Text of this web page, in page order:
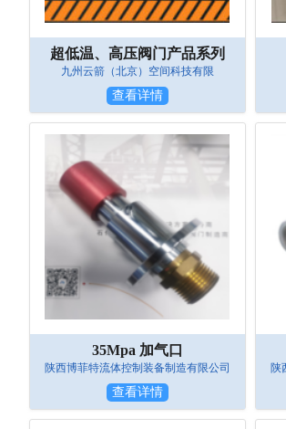
超低温、高压阀门产品系列
九州云箭（北京）空间科技有限
查看详情
35Mpa 加气口
陕西博菲特流体控制装备制造有限公司
查看详情
陕